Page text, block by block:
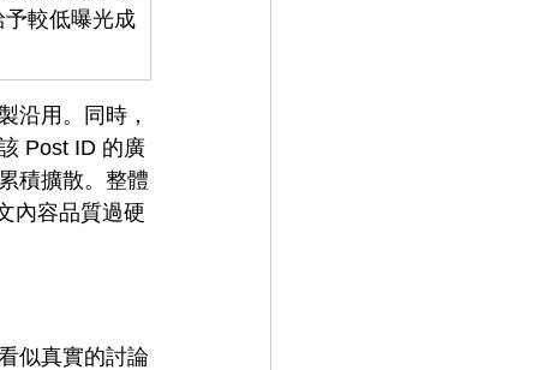
予較低曝光成
沿用。同時，
Post ID 的廣
積擴散。整體
內容品質過硬
似真實的討論